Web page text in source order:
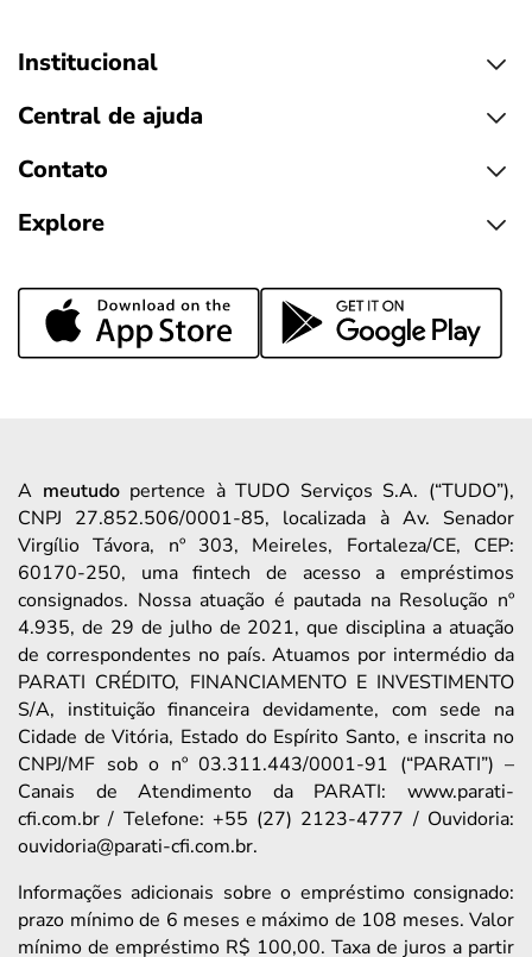
Institucional
Central de ajuda
Contato
Explore
A meutudopertence à TUDO Serviços S.A. (“TUDO”),
CNPJ 27.852.506/0001-85, localizada à Av. Senador
Virgílio Távora, nº 303, Meireles, Fortaleza/CE, CEP:
60170-250, uma fintech de acesso a empréstimos
consignados. Nossa atuação é pautada na Resolução nº
4.935, de 29 de julho de 2021, que disciplina a atuação
de correspondentes no país. Atuamos por intermédio da
PARATI CRÉDITO, FINANCIAMENTO E INVESTIMENTO
S/A, instituição financeira devidamente, com sede na
Cidade de Vitória, Estado do Espírito Santo, e inscrita no
CNPJ/MF sob o nº 03.311.443/0001-91 (“PARATI”) –
Canais de Atendimento da PARATI: www.parati-
cfi.com.br / Telefone: +55 (27) 2123-4777 / Ouvidoria:
ouvidoria@parati-cfi.com.br.
Informações adicionais sobre o empréstimo consignado:
prazo mínimo de 6 meses e máximo de 108 meses. Valor
mínimo de empréstimo R$ 100,00. Taxa de juros a partir